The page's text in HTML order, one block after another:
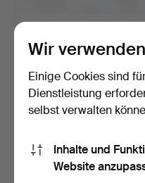
DREI STÜCK Metall, verc…
Beendet 16. Feb 2025
5 Gebote
93 USD
Wir
Einige Cookies sind
Dienstleistung
selbst verwalten
Inhalte und
Website